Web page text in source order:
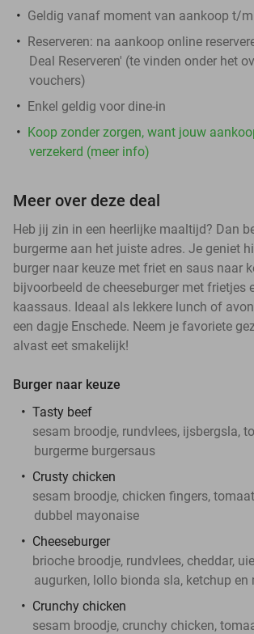
Geldig vanaf moment van aankoop t/
Reserveren: na aankoop online
Deal Reserveren' (te vinden onder het
vouchers)
Enkel geldig voor dine-in
Koop zonder zorgen, want jouw
verzekerd (meer info)
Meer over deze deal
Heb jij zin in een heerlijke maaltijd? Dan
burgerme aan het juiste adres. Je geniet
burger naar keuze met friet en saus naar
bijvoorbeeld de cheeseburger met frietjes
kaassaus. Ideaal als lekkere lunch of
een dagje Enschede. Neem je favoriete
alvast eet smakelijk!
Burger naar keuze
Tasty beef
sesam broodje, rundvlees, ijsbergsla,
burgerme burgersaus
Crusty chicken
sesam broodje, chicken fingers,
dubbel mayonaise
Cheeseburger
brioche broodje, rundvlees, cheddar,
augurken, lollo bionda sla, ketchup en
Crunchy chicken
sesam broodje, crunchy chicken,